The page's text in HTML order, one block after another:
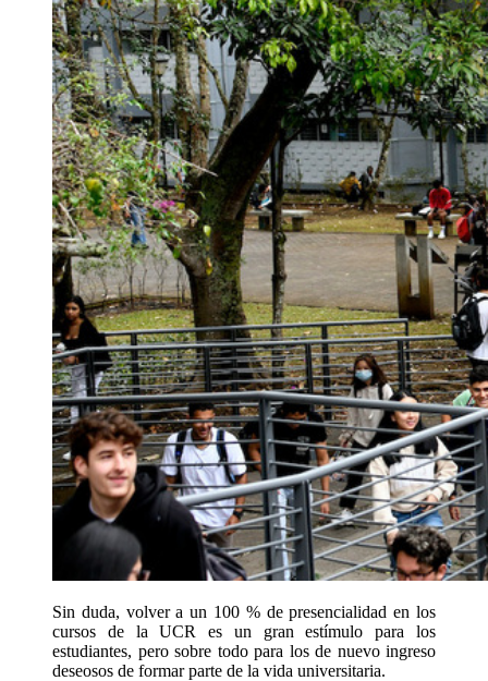
Sin duda, volver a un 100 % de presencialidad en los
cursos de la UCR es un gran estímulo para los
estudiantes, pero sobre todo para los de nuevo ingreso
deseosos de formar parte de la vida universitaria.